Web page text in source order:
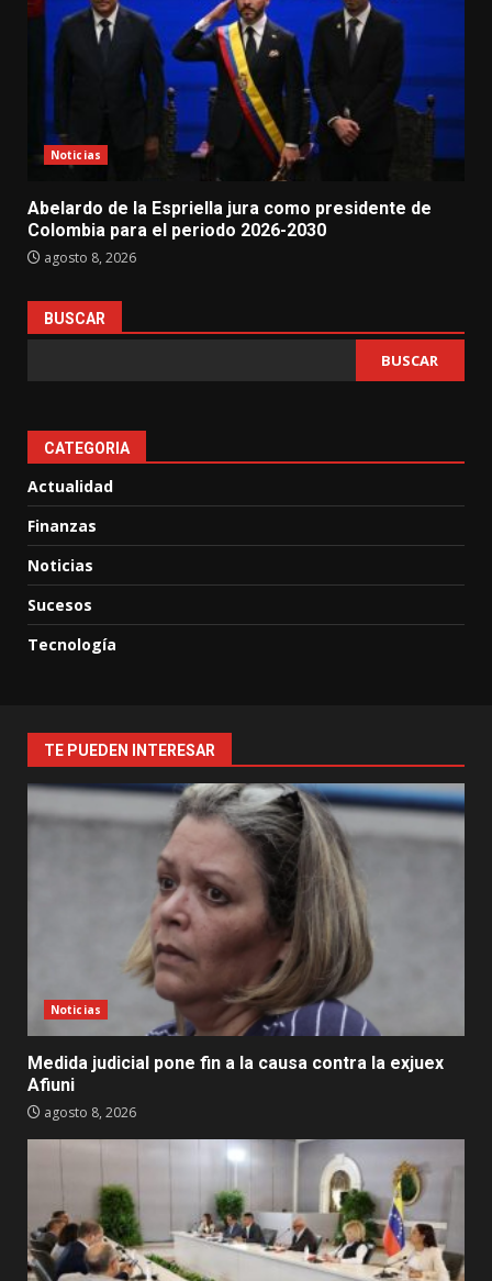
Noticias
Abelardo de la Espriella jura como presidente de
Colombia para el periodo 2026-2030
agosto 8, 2026
BUSCAR
BUSCAR
CATEGORIA
Actualidad
Finanzas
Noticias
Sucesos
Tecnología
TE PUEDEN INTERESAR
Noticias
Medida judicial pone fin a la causa contra la exjuex
Afiuni
agosto 8, 2026